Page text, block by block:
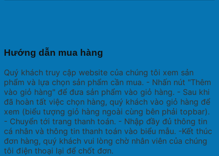
Hướng dẫn mua hàng
Quý khách truy cập website của chúng tôi xem sản
phẩm và lựa chọn sản phẩm cần mua. - Nhấn nút "Thêm
vào giỏ hàng" để đưa sản phẩm vào giỏ hàng. - Sau khi
đã hoàn tất việc chọn hàng, quý khách vào giỏ hàng để
xem (biểu tượng giỏ hàng ngoài cùng bên phải topbar).
- Chuyển tới trang thanh toán. - Nhập đầy đủ thông tin
cá nhân và thông tin thanh toán vào biểu mẫu. -Kết thúc
đơn hàng, quý khách vui lòng chờ nhân viên của chúng
tôi điện thoại lại để chốt đơn.